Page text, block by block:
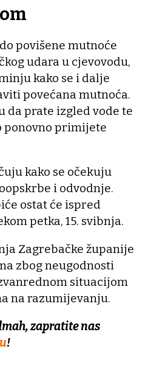
povišene mutnoće
udara u cjevovodu,
kako se i dalje
povećana mutnoća.
da prate izgled vode te
ponovno primijete
kako se očekuju
i odvodnje.
ostat će ispred
petka, 15. svibnja.
Zagrebačke županije
zbog neugodnosti
situacijom
na razumijevanju.
zapratite nas
!